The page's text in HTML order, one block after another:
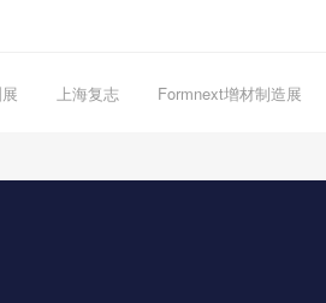
上海复志 Formnext增材制造展